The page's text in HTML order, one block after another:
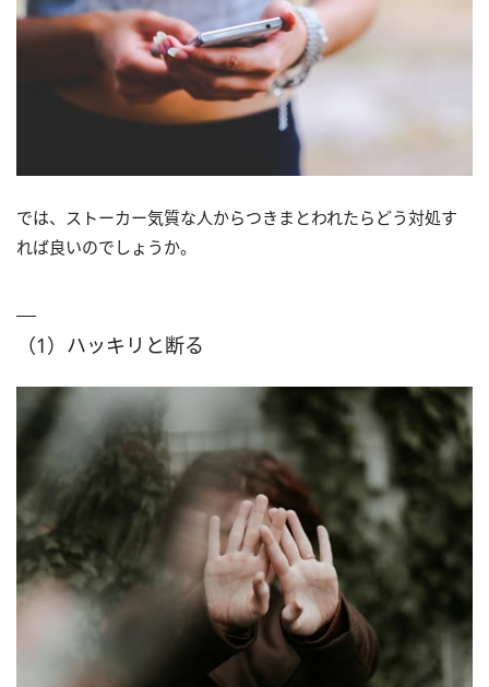
では、ストーカー気質な人からつきまとわれたらどう対処す
れば良いのでしょうか。
（1）ハッキリと断る